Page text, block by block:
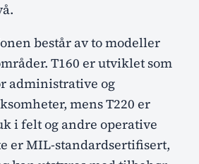
består av to modeller
T160 er utviklet som
administrative og
mens T220 er
i felt og andre operative
er MIL-standardsertifisert,